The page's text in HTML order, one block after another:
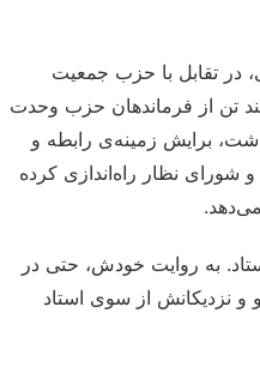
تقابل با حزب جمعیت
تن از فرماندهان حزب وحدت
برایش زمینه‌ی رابطه و
نظار راه‌اندازی کرده
ایستاد. به روایت خودش، حتی در
نزدیکانش از سوی استاد